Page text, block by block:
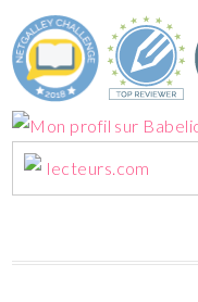
lecteurs.com